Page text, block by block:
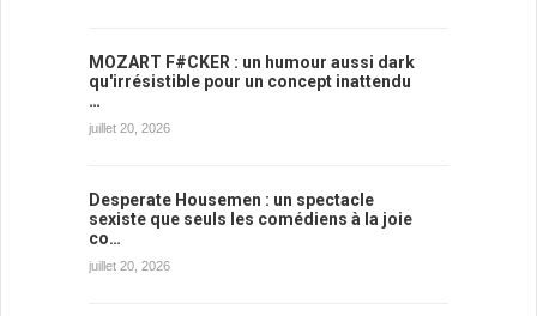
MOZART F#CKER : un humour aussi dark
qu'irrésistible pour un concept inattendu
…
juillet 20, 2026
Desperate Housemen : un spectacle
sexiste que seuls les comédiens à la joie
co…
juillet 20, 2026